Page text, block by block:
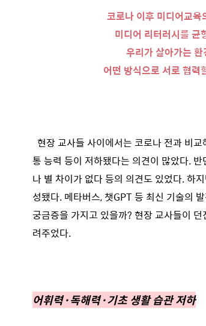
코로나 이후 미디어교
미디어 리터러시를 균
우리가 살아가는
어떤 방식으로 서로 협력
현장 교사들 사이에서는 코로나 전과 비
통 능력 등이 저하됐다는 의견이 많았다.
나 별 차이가 없다 등의 의견도 있었다. 하
성됐다. 메타버스, 챗GPT 등 최신 기술의
궁금증을 가지고 있을까? 현장 교사들이
려주었다.
어휘력·독해력·기초 생활 습관 저하